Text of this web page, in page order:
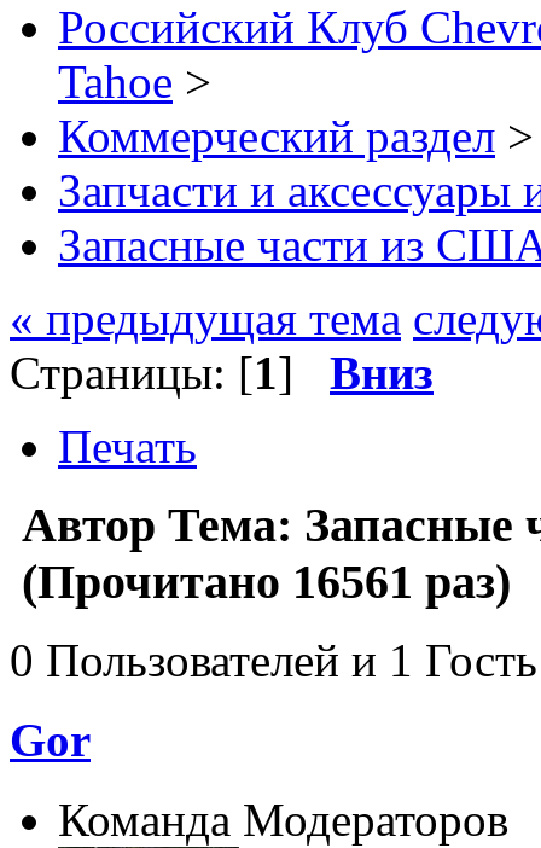
Российский Клуб
Tahoe >
Коммерческий раздел >
Запчасти и
Запасные части из
« предыдущая тема
Страницы: [1] Вниз
Печать
Автор Тема:
(Прочитано 16561 раз)
0 Пользователей и 1
Gor
Команда Модераторов